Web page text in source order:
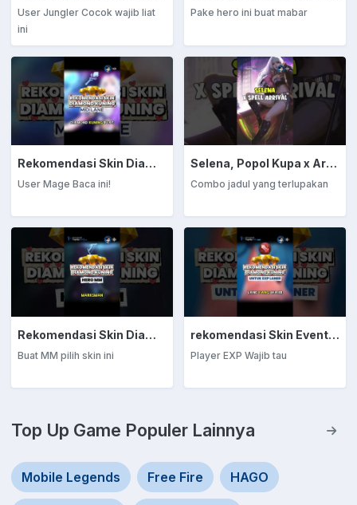
User Jungler Cocok wajib liat
ini
Pake hero ini buat mabar
Rekomendasi Skin Diamond Kuning: Mage
User Mage Baca ini!
Selena, Popol Kupa x Arrival
Combo jadul yang terlupakan
Rekomendasi Skin Diamond Kuning: Marksman
Buat MM pilih skin ini
rekomendasi Skin Event Diamond Kuning: EXP Laner
Player EXP Wajib tau
Top Up Game Populer Lainnya
Mobile Legends Free Fire HAGO